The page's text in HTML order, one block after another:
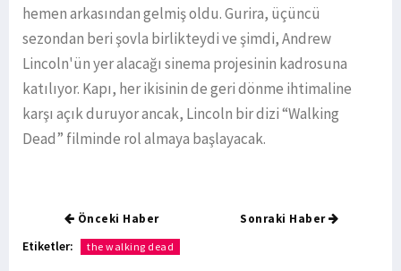
hemen arkasından gelmiş oldu. Gurira, üçüncü
sezondan beri şovla birlikteydi ve şimdi, Andrew
Lincoln'ün yer alacağı sinema projesinin kadrosuna
katılıyor. Kapı, her ikisinin de geri dönme ihtimaline
karşı açık duruyor ancak, Lincoln bir dizi “Walking
Dead” filminde rol almaya başlayacak.
Önceki Haber Sonraki Haber
Etiketler: the walking dead